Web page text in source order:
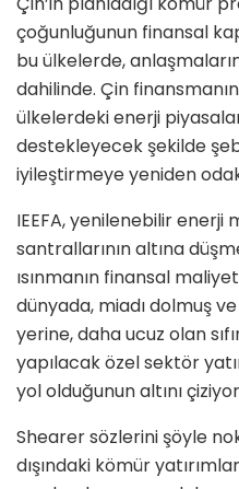
çoğunluğunun finansal
bu ülkelerde,
dahilinde. Çin
ülkelerdeki enerji
destekleyecek şekilde
iyileştirmeye yeniden
IEEFA, yenilenebilir
santrallarının altına
ısınmanın finansal
dünyada, miadı dolmuş
yerine, daha ucuz olan
yapılacak özel sektör
yol olduğunun altını
Shearer sözlerini şöyle
dışındaki kömür